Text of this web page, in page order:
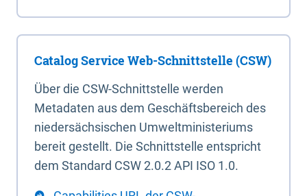
Catalog Service Web-Schnittstelle (CSW)
Über die CSW-Schnittstelle werden
Metadaten aus dem Geschäftsbereich des
niedersächsischen Umweltministeriums
bereit gestellt. Die Schnittstelle entspricht
dem Standard CSW 2.0.2 API ISO 1.0.